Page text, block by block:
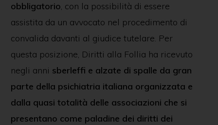
obbligatorio, con la possibilità di essere
assistita da un avvocato nel procedimento di
convalida davanti al giudice tutelare. Per
questa posizione, Diritti alla Follia ha ricevuto
negli anni sberleffi e alzate di spalle da gran
parte della psichiatria italiana organizzata e
dalla quasi totalità delle associazioni che si
presentano come paladine dei diritti dei